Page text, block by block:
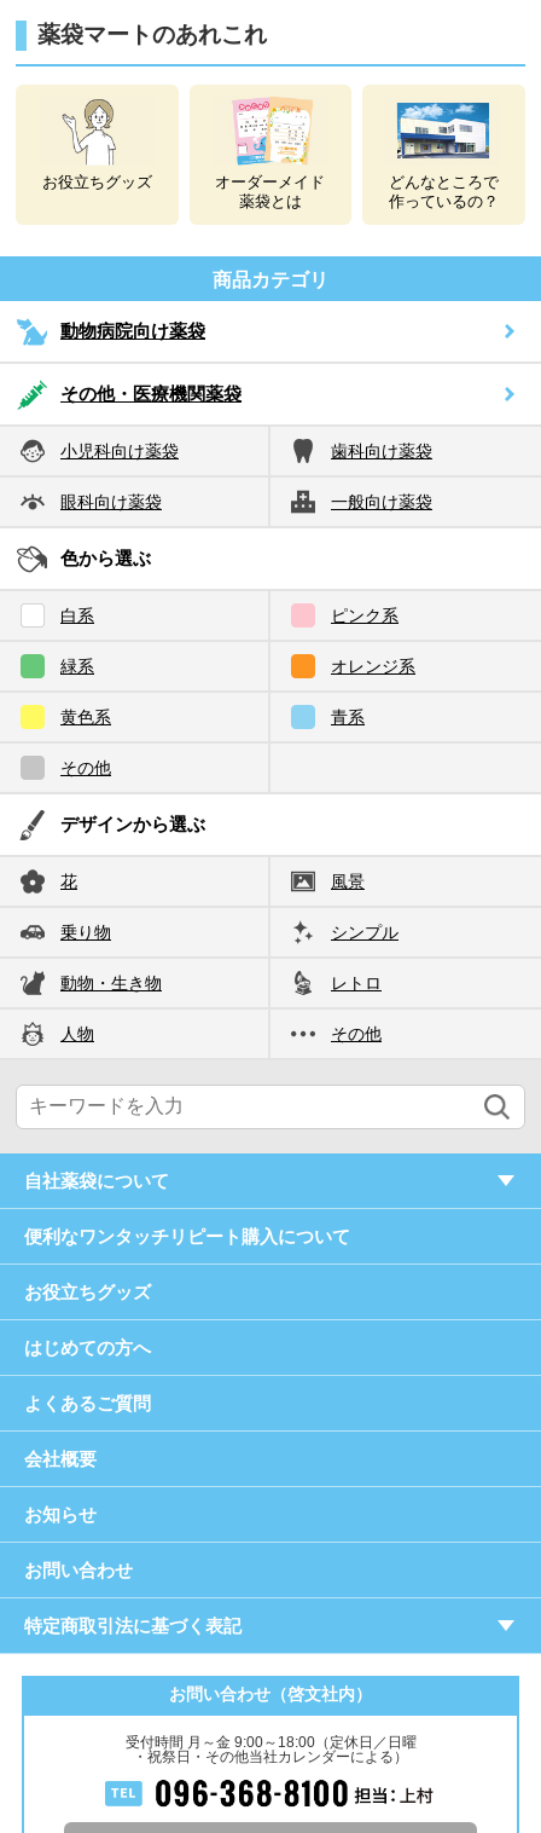
薬袋マートのあれこれ
お役立ちグッズ
オーダーメイド
薬袋とは
どんなところで
作っているの？
商品カテゴリ
動物病院向け薬袋
その他・医療機関薬袋
小児科向け薬袋 歯科向け薬袋
眼科向け薬袋 一般向け薬袋
色から選ぶ
白系 ピンク系
緑系 オレンジ系
黄色系 青系
その他
デザインから選ぶ
花 風景
乗り物 シンプル
動物・生き物 レトロ
人物 その他
自社薬袋について
便利なワンタッチリピート購入について
お役立ちグッズ
はじめての方へ
よくあるご質問
会社概要
お知らせ
お問い合わせ
特定商取引法に基づく表記
お問い合わせ（啓文社内）
受付時間 月～金 9:00～18:00（定休日／日曜
・祝祭日・その他当社カレンダーによる）